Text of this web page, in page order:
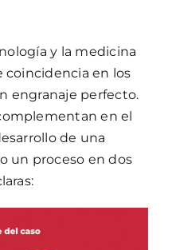
y la medicina
coincidencia en los
engranaje perfecto.
en el
de una
un proceso en dos